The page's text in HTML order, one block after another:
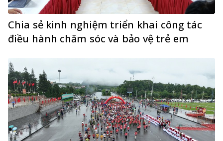
Chia sẻ kinh nghiệm triển khai công tác
điều hành chăm sóc và bảo vệ trẻ em